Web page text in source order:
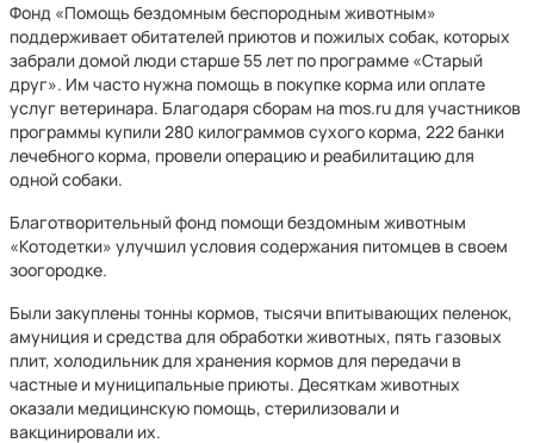
Фонд «Помощь бездомным беспородным животным»
поддерживает обитателей приютов и пожилых собак, которых
забрали домой люди старше 55 лет по программе «Старый
друг». Им часто нужна помощь в покупке корма или оплате
услуг ветеринара. Благодаря сборам на mos.ru для участников
программы купили 280 килограммов сухого корма, 222 банки
лечебного корма, провели операцию и реабилитацию для
одной собаки.
Благотворительный фонд помощи бездомным животным
«Котодетки» улучшил условия содержания питомцев в своем
зоогородке.
Были закуплены тонны кормов, тысячи впитывающих пеленок,
амуниция и средства для обработки животных, пять газовых
плит, холодильник для хранения кормов для передачи в
частные и муниципальные приюты. Десяткам животных
оказали медицинскую помощь, стерилизовали и
вакцинировали их.